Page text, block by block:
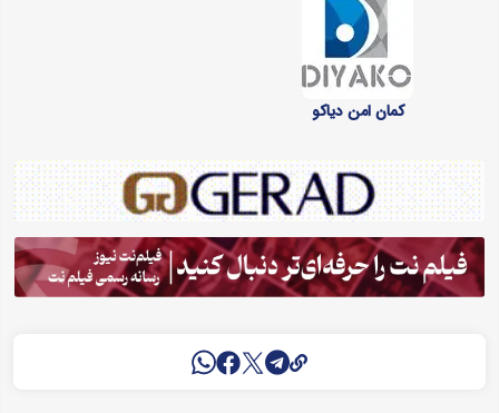
کمان امن دیاکو